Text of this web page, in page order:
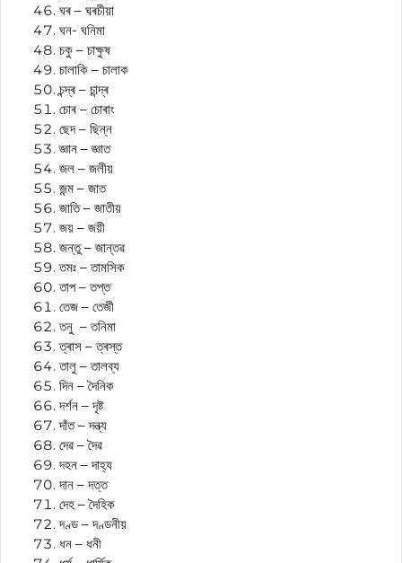
ঘৰ – ঘৰচীয়া
ঘন- ঘনিমা
চকু – চাক্ষুষ
চালাকি – চালাক
চন্দ্ৰ – চান্দ্ৰ
চোৰ – চোৰাং
ছেদ – ছিন্ন
জ্ঞান – জ্ঞাত
জল – জলীয়
জন্ম – জাত
জাতি – জাতীয়
জয় – জয়ী
জন্তু – জান্তৱ
তমঃ – তামসিক
তাপ – তপ্ত
তেজ – তেজী
তনু – তনিমা
ত্ৰাস – ত্ৰস্ত
তালু – তালব্য
দিন – দৈনিক
দৰ্শন – দৃষ্ট
দাঁত – দন্ত্য
দেৱ – দৈৱ
দহন – দাহ্য
দান – দত্ত
দেহ – দৈহিক
দণ্ড – দণ্ডনীয়
ধন – ধনী